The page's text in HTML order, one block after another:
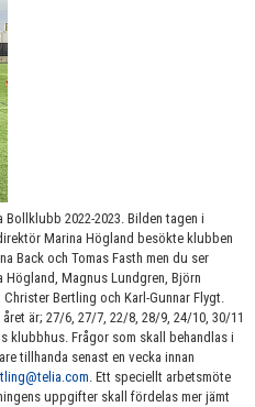
2022-2023. Bilden tagen i
Marina Högland besökte klubben
Back och Tomas Fasth men du ser
Högland, Magnus Lundgren, Björn
Bertling och Karl-Gunnar Flygt.
är; 27/6, 27/7, 22/8, 28/9, 24/10, 30/11
klubbhus. Frågor som skall behandlas i
tillhanda senast en vecka innan
. Ett speciellt arbetsmöte
uppgifter skall fördelas mer jämt